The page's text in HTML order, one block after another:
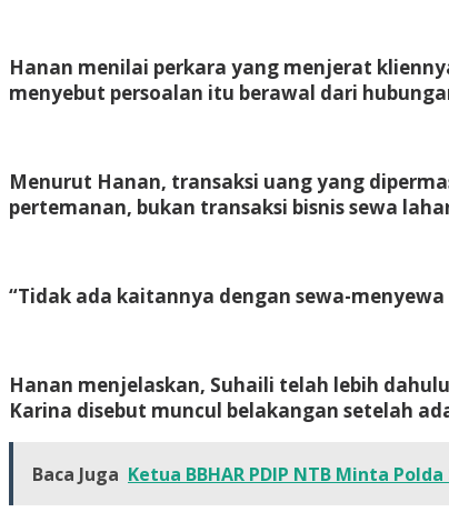
Hanan menilai perkara yang menjerat
menyebut persoalan itu berawal dari
Menurut Hanan, transaksi uang yang
pertemanan, bukan transaksi bisnis sewa
“Tidak ada kaitannya dengan sewa-
Hanan menjelaskan, Suhaili telah lebih
Karina disebut muncul belakangan setelah
Baca Juga Ketua BBHAR PDIP NTB Minta